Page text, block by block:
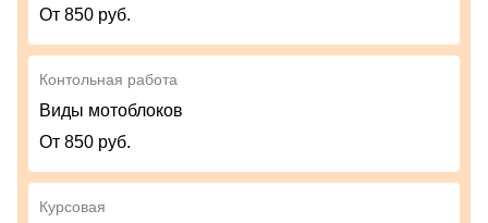
От 850 руб.
Контольная работа
Виды мотоблоков
От 850 руб.
Курсовая